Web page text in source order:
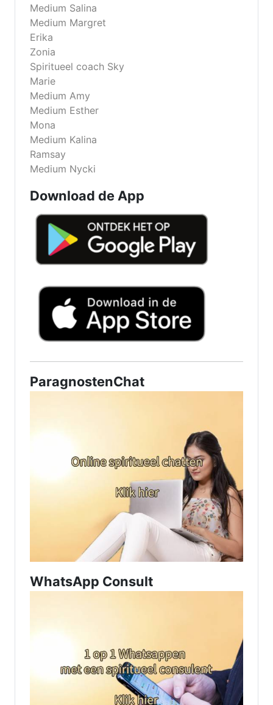
Medium Salina
Medium Margret
Erika
Zonia
Spiritueel coach Sky
Marie
Medium Amy
Medium Esther
Mona
Medium Kalina
Ramsay
Medium Nycki
Download de App
ParagnostenChat
WhatsApp Consult